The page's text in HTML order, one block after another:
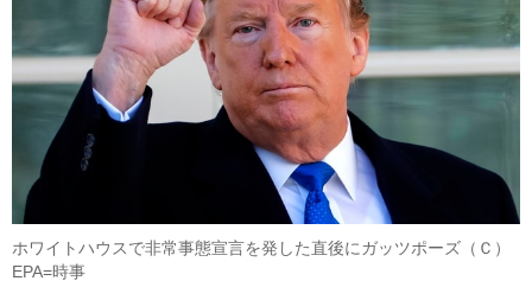
ホワイトハウスで非常事態宣言を発した直後にガッツポーズ（Ｃ）
EPA=時事